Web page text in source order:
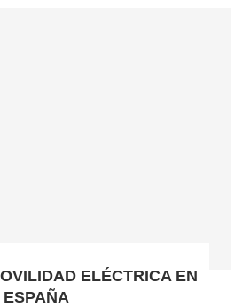
ELÉCTRICA EN
ESPAÑA